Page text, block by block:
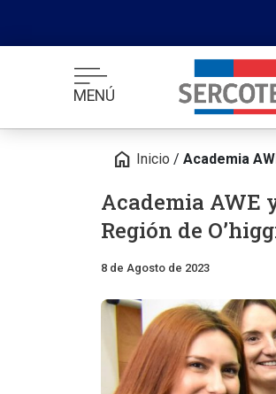
MENÚ
home Inicio / Academia
Academia AWE
Región de
8 de Agosto de 2023